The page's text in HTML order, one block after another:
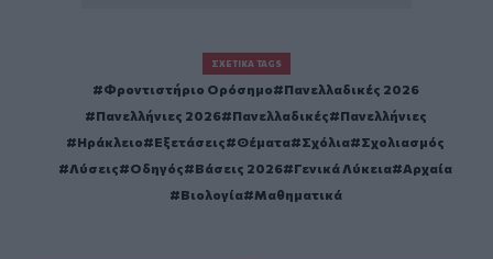
ΣΧΕΤΙΚΆ TAGS
Φροντιστήριο Ορόσημο
Πανελλαδικές 2026
Πανελλήνιες 2026
Πανελλαδικές
Πανελλήνιες
Ηράκλειο
Εξετάσεις Θέματα Σχόλια
Σχολιασμός
Λύσεις
Οδηγός Βάσεις 2026 Γενικά Λύκεια
Αρχαία
Βιολογία
Μαθηματικά